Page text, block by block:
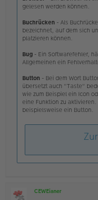
gelesen werden können.
Buchrücken - Als
bezeichnet, auf dem sich
platzieren können.
Bug - Ein Softwarefehler,
Allgemeinen ein
Button - Bei dem Wort
übersetzt auch "Taste"
wie zum Beispiel ein Icon
eine Funktion zu
beispielsweise ein Button.
CEWEianer